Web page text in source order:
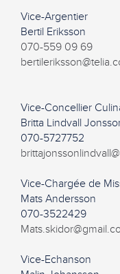
Vice-Argentier
Bertil Eriksson
070-559 09 69
Vice-Concellier
Britta Lindvall
070-5727752
Vice-Chargée de
Mats Andersson
070-3522429
Vice-Echanson